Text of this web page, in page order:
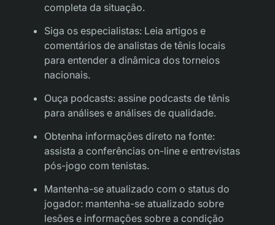
completa da situação.
Siga os especialistas: Leia artigos e
comentários de analistas de tênis locais
para entender a dinâmica dos torneios
nacionais.
Ouça podcasts: assine podcasts de tênis
para análises e análises de qualidade.
Obtenha informações direto na fonte:
assista a conferências on-line e entrevistas
pós-jogo com tenistas.
Mantenha-se atualizado com o status do
jogador: mantenha-se atualizado sobre
lesões e informações sobre a condição